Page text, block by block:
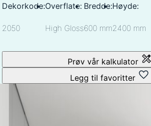
Dekorkode:
2050
Overflate:
High Gloss
Bredde:
600 mm
Høyde:
2400 mm
Prøv vår kalkulator
Legg til favoritter